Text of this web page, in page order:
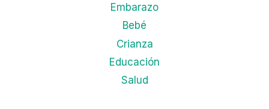
Embarazo
Bebé
Crianza
Educación
Salud